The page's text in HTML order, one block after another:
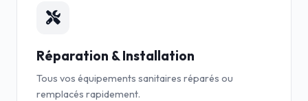
Réparation & Installation
Tous vos équipements sanitaires réparés ou
remplacés rapidement.